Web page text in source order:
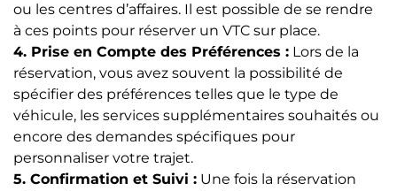
ou les centres d’affaires. Il est possible de se rendre
à ces points pour réserver un VTC sur place.
4. Prise en Compte des Préférences : Lors de la
réservation, vous avez souvent la possibilité de
spécifier des préférences telles que le type de
véhicule, les services supplémentaires souhaités ou
encore des demandes spécifiques pour
personnaliser votre trajet.
5. Confirmation et Suivi : Une fois la réservation